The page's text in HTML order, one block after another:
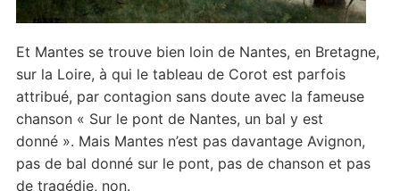
Et Mantes se trouve bien loin de Nantes, en Bretagne,
sur la Loire, à qui le tableau de Corot est parfois
attribué, par contagion sans doute avec la fameuse
chanson « Sur le pont de Nantes, un bal y est
donné ». Mais Mantes n’est pas davantage Avignon,
pas de bal donné sur le pont, pas de chanson et pas
de tragédie, non.